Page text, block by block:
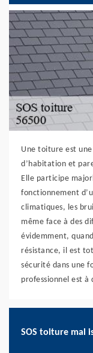
Une toiture est
d’habitation et
Elle participe
fonctionnement
climatiques, les
même face à des
évidemment,
résistance, il est
sécurité dans une
professionnel est à
SOS toiture mal